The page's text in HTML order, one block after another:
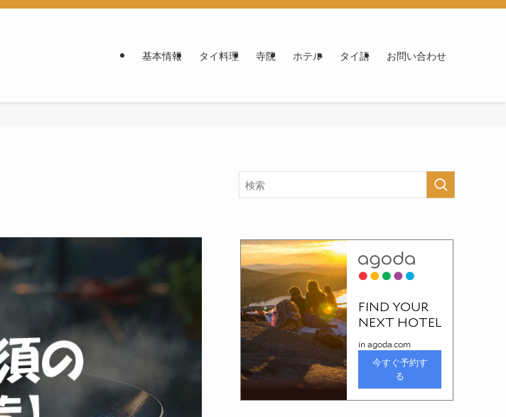
基本情報 タイ料理 寺院 ホテル タイ語 お問い合わせ